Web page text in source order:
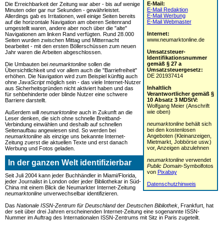
E-Mail:
E-Mail Redaktion
E-Mail Werbung
E-Mail Webmaster
Internet:
www.neumarktonline.de
Umsatzsteuer-
Identifikationsnummer
gemäß § 27 a
Umsatzsteuergesetz:
DE 201937414
Inhaltlich
Verantwortlicher gemäß §
10 Absatz 3 MDStV:
Wolfgang Meier (Anschrift
wie oben)
neumarktonlinebehält sich
bei den kostenlosen
Angeboten (Kleinanzeigen,
Mietmarkt, Jobbörse usw.)
vor, Anzeigen abzulehnen
neumarktonlineverwendet
Public Domain-Symbolfotos
von Pixabay
Datenschutzhinweis
Die Erreichbarkeit der Zeitung war aber - bis auf wenige
Minuten oder gar nur Sekunden - gewährleistet.
Allerdings gab es Irritationen, weil einige Seiten bereits
auf die horizontale Navigation am oberen Seitenrand
umgestellt waren, andere aber noch über die "alte"
Navigationen am linken Rand verfügten. Rund 28.000
Seiten wurden zwischen Mittag und Mitternacht
bearbeitet - mit den ersten Böllerschüssen zum neuen
Jahr waren die Arbeiten abgeschlossen.
Die Umbauten bei neumarktonline sollen die
Übersichtlichkeit und vor allem auch die "Barriefreiheit"
erhöhen. Die Navigation wird zum Beispiel künftig auch
ohne JavaScriptmöglich sein - das viele Internet-Nutzer
aus Sicherheitsgründen nicht aktiviert haben und das
für sehbehinderte oder blinde Nutzer eine schwere
Barriere darstellt.
Außerdem will neumarktonline auch in Zukunft an die
Leser denken, die sich ohne schnelle Breitband-
Verbindung einwählen und deshalb auf schnellen
Seitenaufbau angewiesen sind. So werden bei
neumarktonline als einzige uns bekannte Internet-
Zeitung zuerst die aktuellen Texte und erst danach
Werbung und Fotos geladen.
In der ganzen Welt identifizierbar
Seit Juli 2004 kann jeder Buchhändler in Miami/Florida,
jeder Journalist in London oder jeder Bibliothekar in Süd-
China mit einem Blick die Neumarkter Internet-Zeitung
neumarktonline unverwechselbar identifizieren.
Das Nationale ISSN-Zentrum für Deutschlandder Deutschen Bibliothek , Frankfurt, hat
der seit über drei Jahren erscheinenden Internet-Zeitung eine sogenannte ISSN-
Nummer im Auftrag des Internationalen ISSN-Zentrums mit Sitz in Paris zugeteilt.